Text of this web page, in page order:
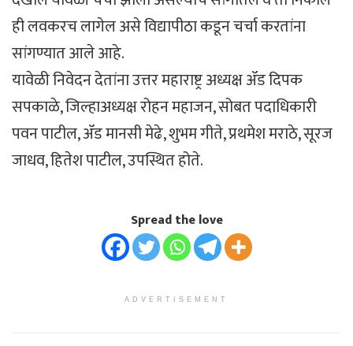
ही लवकरच लागेल असे विद्यापीठा कडून चर्चा करतांना
सांगण्यात आले आहे.
यावेळी निवेदन देतांना उत्तर महाराष्ट्र अध्यक्ष ॲड दिपक
सपकाळे, जिल्हाअध्यक्ष रोहन महाजन, सोबत पदाधिकारी
पवन पाटील, ॲड मानसी मेढे, शुभम गीते, प्रथमेश मराठे, सूरज
जाधव, हितेश पाटील, उपस्थित होते.
Spread the love
ADVERTISEMENT